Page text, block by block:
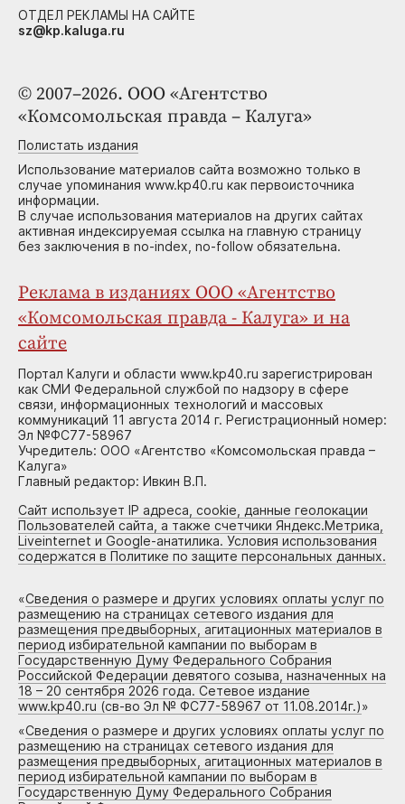
© 2007–2026. ООО «Агентство
«Комсомольская правда – Калуга»
Полистать издания
Использование материалов сайта возможно только в
случае упоминания www.kp40.ru как первоисточника
информации.
В случае использования материалов на других сайтах
активная индексируемая ссылка на главную страницу
без заключения в no-index, no-follow обязательна.
Реклама в изданиях ООО «Агентство
«Комсомольская правда - Калуга» и на
сайте
Портал Калуги и области www.kp40.ru зарегистрирован
как СМИ Федеральной службой по надзору в сфере
связи, информационных технологий и массовых
коммуникаций 11 августа 2014 г. Регистрационный номер:
Эл №ФС77-58967
Учредитель: ООО «Агентство «Комсомольская правда –
Калуга»
Главный редактор: Ивкин В.П.
Сайт использует IP адреса, cookie, данные геолокации
Пользователей сайта, а также счетчики Яндекс.Метрика,
Liveinternet и Google-анатилика. Условия использования
содержатся в Политике по защите персональных данных.
«Сведения о размере и других условиях оплаты услуг по
размещению на страницах сетевого издания для
размещения предвыборных, агитационных материалов в
период избирательной кампании по выборам в
Государственную Думу Федерального Собрания
Российской Федерации девятого созыва, назначенных на
18 – 20 сентября 2026 года. Сетевое издание
www.kp40.ru (св-во Эл № ФС77-58967 от 11.08.2014г.)»
«Сведения о размере и других условиях оплаты услуг по
размещению на страницах сетевого издания для
размещения предвыборных, агитационных материалов в
период избирательной кампании по выборам в
Государственную Думу Федерального Собрания
ОТДЕЛ РЕКЛАМЫ НА САЙТЕ
sz@kp.kaluga.ru